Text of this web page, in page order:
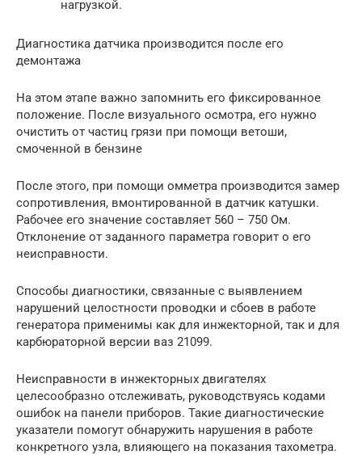
нагрузкой.
Диагностика датчика производится после его
демонтажа
На этом этапе важно запомнить его фиксированное
положение. После визуального осмотра, его нужно
очистить от частиц грязи при помощи ветоши,
смоченной в бензине
После этого, при помощи омметра производится замер
сопротивления, вмонтированной в датчик катушки.
Рабочее его значение составляет 560 – 750 Ом.
Отклонение от заданного параметра говорит о его
неисправности.
Способы диагностики, связанные с выявлением
нарушений целостности проводки и сбоев в работе
генератора применимы как для инжекторной, так и для
карбюраторной версии ваз 21099.
Неисправности в инжекторных двигателях
целесообразно отслеживать, руководствуясь кодами
ошибок на панели приборов. Такие диагностические
указатели помогут обнаружить нарушения в работе
конкретного узла, влияющего на показания тахометра.